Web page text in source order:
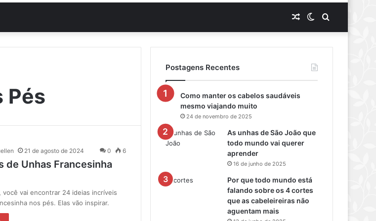
Procurar
por
Switch
skin
Artigo
aleatório
Pés
21 de agosto de 2024 0 6
de Unhas Francesinha
você vai encontrar 24 ideias incríveis
nos pés. Elas vão inspirar.
Postagens Recentes
Como manter os cabelos saudáveis
mesmo viajando muito
24 de novembro de 2025
As unhas de São João que
todo mundo vai querer
aprender
16 de junho de 2025
Por que todo mundo está
falando sobre os 4 cortes
que as cabeleireiras não
aguentam mais